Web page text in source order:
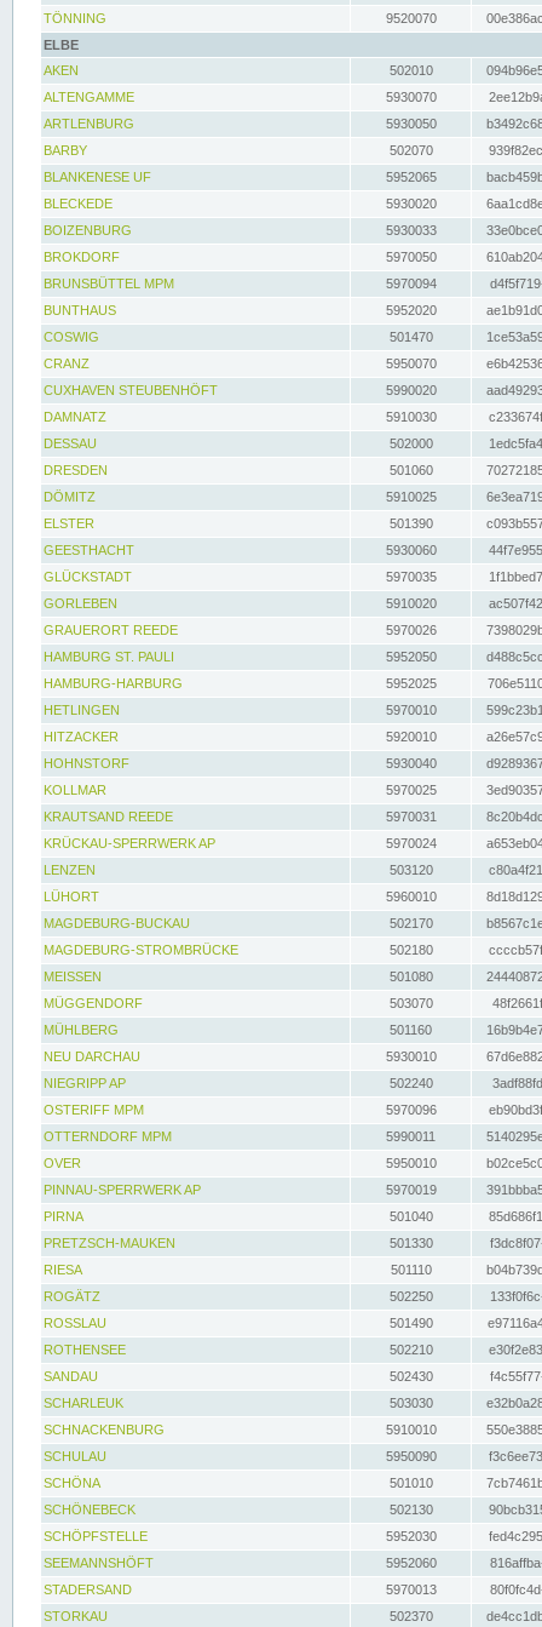
TÖNNING
9520070
ELBE
AKEN
502010
ALTENGAMME
5930070
ARTLENBURG
5930050
BARBY
502070
BLANKENESE UF
5952065
BLECKEDE
5930020
BOIZENBURG
5930033
BROKDORF
5970050
BRUNSBÜTTEL MPM
5970094
BUNTHAUS
5952020
COSWIG
501470
CRANZ
5950070
CUXHAVEN STEUBENHÖFT
5990020
DAMNATZ
5910030
DESSAU
502000
DRESDEN
501060
DÖMITZ
5910025
ELSTER
501390
GEESTHACHT
5930060
GLÜCKSTADT
5970035
GORLEBEN
5910020
GRAUERORT REEDE
5970026
HAMBURG ST. PAULI
5952050
HAMBURG-HARBURG
5952025
HETLINGEN
5970010
HITZACKER
5920010
HOHNSTORF
5930040
KOLLMAR
5970025
KRAUTSAND REEDE
5970031
KRÜCKAU-SPERRWERK AP
5970024
LENZEN
503120
LÜHORT
5960010
MAGDEBURG-BUCKAU
502170
MAGDEBURG-STROMBRÜCKE
502180
MEISSEN
501080
MÜGGENDORF
503070
MÜHLBERG
501160
NEU DARCHAU
5930010
NIEGRIPP AP
502240
OSTERIFF MPM
5970096
OTTERNDORF MPM
5990011
OVER
5950010
PINNAU-SPERRWERK AP
5970019
PIRNA
501040
PRETZSCH-MAUKEN
501330
RIESA
501110
ROGÄTZ
502250
ROSSLAU
501490
ROTHENSEE
502210
SANDAU
502430
SCHARLEUK
503030
SCHNACKENBURG
5910010
SCHULAU
5950090
SCHÖNA
501010
SCHÖNEBECK
502130
SCHÖPFSTELLE
5952030
SEEMANNSHÖFT
5952060
STADERSAND
5970013
STORKAU
502370